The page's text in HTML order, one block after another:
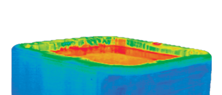
Vysokohodnotná izolačná pena použitá vo vírivkách X Series®
poskytuje maximálnu oporu rozvodom a výrazne vyššiu
energetickú účinnosť v porovnaní s vírivkami s menej kvalitnou
izoláciou alebo bez izolácie. Vaša vírivka X Series® je navrhnutá
tak, aby fungovala efektívne.